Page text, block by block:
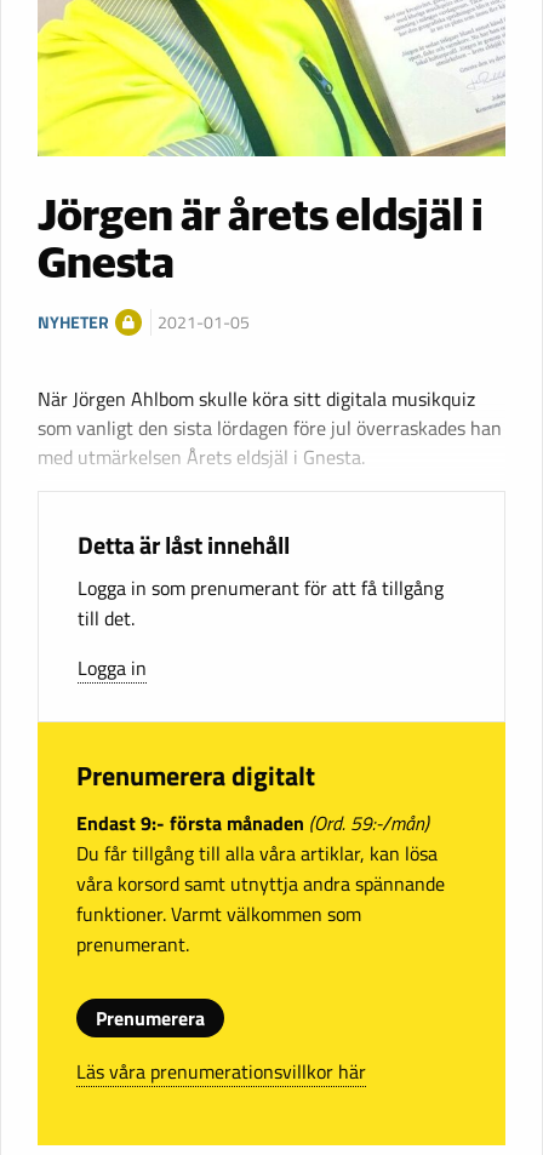
Jörgen är årets eldsjäl i
Gnesta
NYHETER 2021-01-05
När Jörgen Ahlbom skulle köra sitt digitala musikquiz
som vanligt den sista lördagen före jul överraskades han
med utmärkelsen Årets eldsjäl i Gnesta.
Detta är låst innehåll
Logga in som prenumerant för att få tillgång
till det.
Logga in
Prenumerera digitalt
Endast 9:- första månaden (Ord. 59:-/mån)
Du får tillgång till alla våra artiklar, kan lösa
våra korsord samt utnyttja andra spännande
funktioner. Varmt välkommen som
prenumerant.
Prenumerera
Läs våra prenumerationsvillkor här